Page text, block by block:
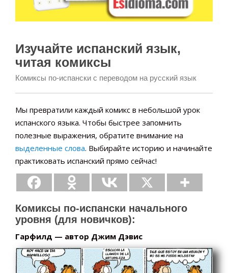
Изучайте испанский язык,
читая комиксы
Комиксы по-испански с переводом на русский язык
Мы превратили каждый комикс в небольшой урок
испанского языка. Чтобы быстрее запомнить
полезные выражения, обратите внимание на
выделенные слова. Выбирайте историю и начинайте
практиковать испанский прямо сейчас!
Комиксы по-испански начального
уровня (для новичков):
Гарфилд — автор Джим Дэвис